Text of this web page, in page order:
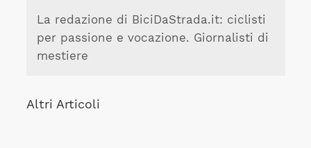
La redazione di BiciDaStrada.it: ciclisti
per passione e vocazione. Giornalisti di
mestiere
Altri Articoli